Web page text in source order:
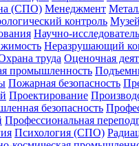
(СПО) Менеджмент
контроль
Научно-
Неразрушающий
труда Оценочная
промышленность
Пожарная безопасность
Проектирование
безопасность
Профессиональная
Психология (СПО)